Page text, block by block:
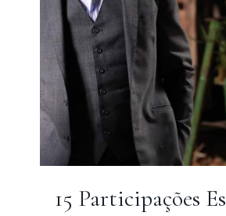
15 Participações